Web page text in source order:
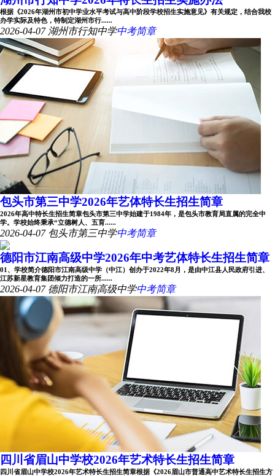
根据《2026年湖州市初中学业水平考试与高中阶段学校招生实施意见》有关规定，结合我校
办学实际及特色，特制定湖州市行......
2026-04-07 湖州市行知中学中考简章
包头市第三中学2026年艺体特长生招生简章
2026年高中特长生招生简章包头市第三中学始建于1984年，是包头市教育局直属的完全中
学。学校始终秉承“立德树人、五育......
2026-04-07 包头市第三中学中考简章
德阳市江南高级中学2026年中考艺体特长生招生简章
01、学校简介德阳市江南高级中学（中江）创办于2022年8月，是由中江县人民政府引进、
江苏新星教育集团倾力打造的一所......
2026-04-07 德阳市江南高级中学中考简章
四川省眉山中学校2026年艺术特长生招生简章
四川省眉山中学校2026年艺术特长生招生简章根据《2026眉山市普通高中艺术特长生招生方